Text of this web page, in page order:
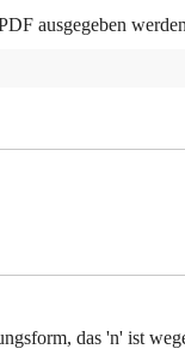
ausgegeben
das 'n' ist